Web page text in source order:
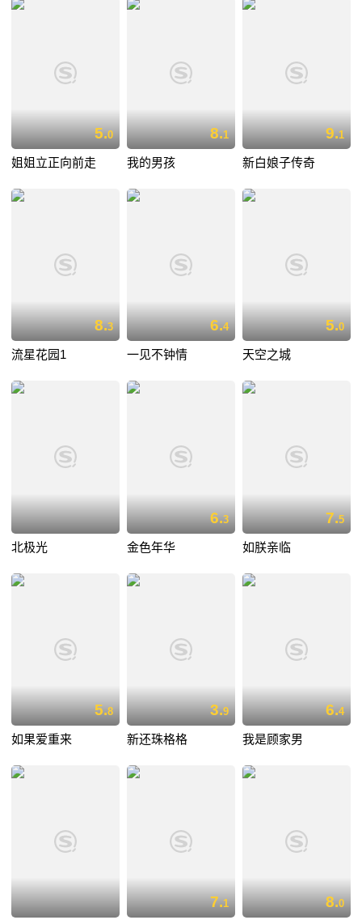
5.0
姐姐立正向前走
8.1
我的男孩
9.1
新白娘子传奇
8.3
流星花园1
6.4
一见不钟情
5.0
天空之城
北极光
6.3
金色年华
7.5
如朕亲临
5.8
如果爱重来
3.9
新还珠格格
6.4
我是顾家男
7.1 8.0